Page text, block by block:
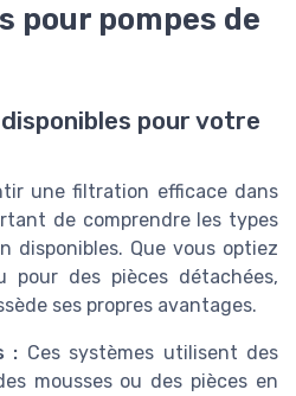
pour pompes de
pour votre
une filtration efficace dans
de comprendre les types
disponibles. Que vous optiez
des pièces détachées,
ses propres avantages.
: Ces systèmes utilisent des
mousses ou des pièces en